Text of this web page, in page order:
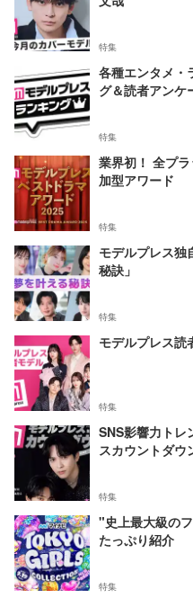
特集
各種エンタメ・
グ＆読者アンケ
特集
業界初！ 全プ
加型アワード
特集
モデルプレス独
秘訣」
特集
モデルプレス読
特集
SNS影響力トレ
スカウントダウ
特集
"史上最大級の
たっぷり紹介
特集